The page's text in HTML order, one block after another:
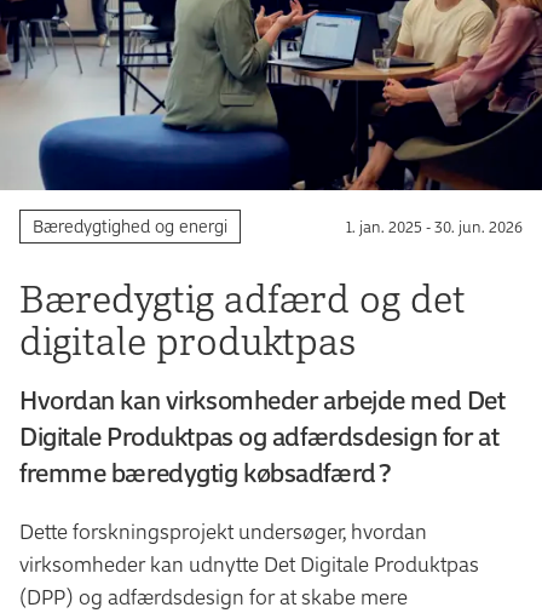
Bæredygtighed og energi 1. jan. 2025 - 30. jun. 2026
Bære­dygtig adfærd og det
digitale produkt­pas
Hvordan kan virksomheder arbejde med Det
Digitale Produktpas og adfærdsdesign for at
fremme bæredygtig købsadfærd?
Dette forskningsprojekt undersøger, hvordan
virksomheder kan udnytte Det Digitale Produktpas
(DPP) og adfærdsdesign for at skabe mere